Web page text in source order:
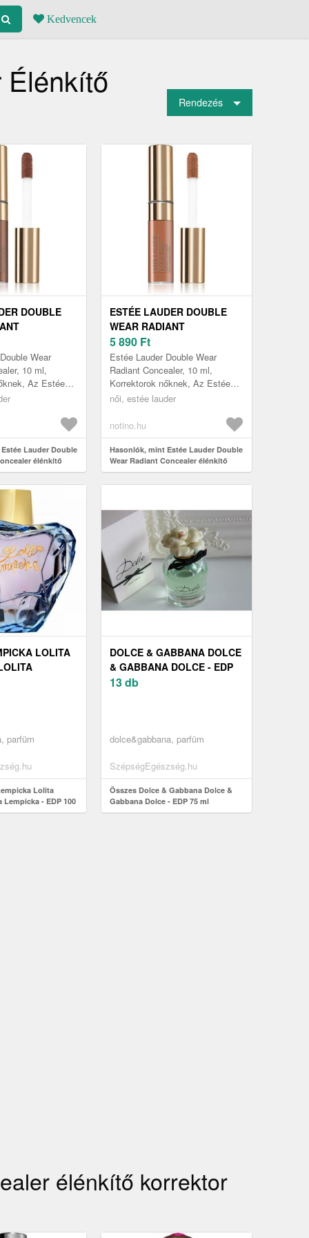
Kedvencek
Élénkítő
Rendezés
DOUBLE
ÉLÉNKÍTŐ
ÁRNYALAT 8N
ML
Wear
10 ml,
Az Estée
Radiant
Lauder Double
élénkítő
8N Very Deep 10
ESTÉE LAUDER DOUBLE
WEAR RADIANT
CONCEALER ÉLÉNKÍTŐ
KORREKTOR ÁRNYALAT 6C
EXTRA DEEP 10 ML
5 890 Ft
Estée Lauder Double Wear
Radiant Concealer, 10 ml,
Korrektorok nőknek, Az Estée
Lauder Double Wear Radiant
elfedi bőrh...
női, estée lauder
notino.hu
Hasonlók, mint Estée Lauder Double
Wear Radiant Concealer élénkítő
korrektor árnyalat 6C Extra Deep 10
ml
LOLITA
100 ML
parfüm
Lolita
- EDP 100
DOLCE & GABBANA DOLCE
& GABBANA DOLCE - EDP
75 ML
13 db
dolce&gabbana, parfüm
SzépségEgészség.hu
Összes Dolce & Gabbana Dolce &
Gabbana Dolce - EDP 75 ml
élénkítő korrektor